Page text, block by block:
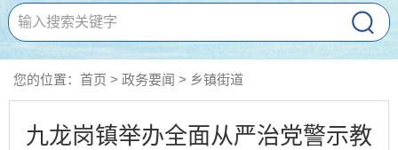
您的位置： 首页 > 政务要闻 > 乡镇街道
九龙岗镇举办全面从严治党警示教